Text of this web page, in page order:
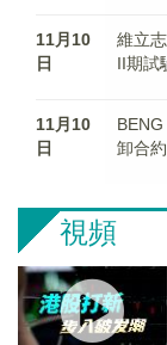
11月10
日
維立
II期試
11月10
日
卸合
視頻